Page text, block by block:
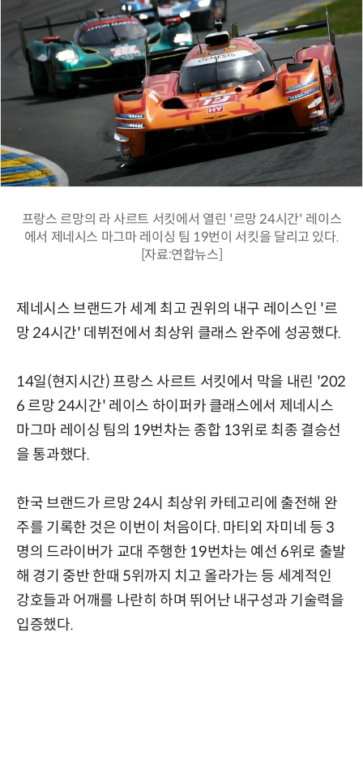
프랑스 르망의 라 사르트 서킷에서 열린 '르망 24시간' 레이스
에서 제네시스 마그마 레이싱 팀 19번이 서킷을 달리고 있다.
[자료:연합뉴스]
제네시스 브랜드가 세계 최고 권위의 내구 레이스인 '르
망 24시간' 데뷔전에서 최상위 클래스 완주에 성공했다.
14일(현지시간) 프랑스 사르트 서킷에서 막을 내린 '202
6 르망 24시간' 레이스 하이퍼카 클래스에서 제네시스
마그마 레이싱 팀의 19번차는 종합 13위로 최종 결승선
을 통과했다.
한국 브랜드가 르망 24시 최상위 카테고리에 출전해 완
주를 기록한 것은 이번이 처음이다. 마티외 자미네 등 3
명의 드라이버가 교대 주행한 19번차는 예선 6위로 출발
해 경기 중반 한때 5위까지 치고 올라가는 등 세계적인
강호들과 어깨를 나란히 하며 뛰어난 내구성과 기술력을
입증했다.